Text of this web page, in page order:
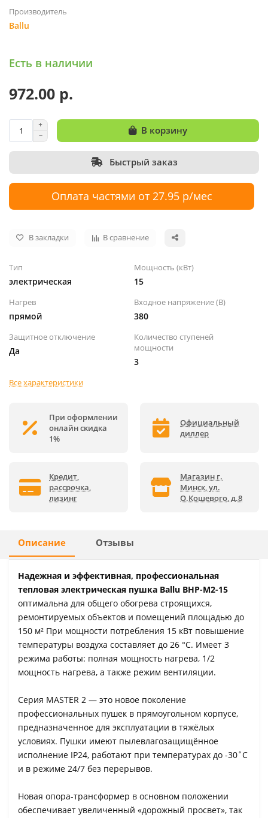
Производитель
Ballu
Есть в наличии
972.00 р.
В корзину
Быстрый заказ
Оплата частями от 27.95 р/мес
В закладки В сравнение
Тип
электрическая
Мощность (кВт)
15
Нагрев
прямой
Входное напряжение (В)
380
Защитное отключение
Да
Количество ступеней
мощности
3
Все характеристики
При оформлении
онлайн скидка
1%
Официальный
диллер
Кредит,
рассрочка,
лизинг
Магазин г.
Минск, ул.
О.Кошевого, д.8
Описание Отзывы
Надежная и эффективная, профессиональная
тепловая электрическая пушка Ballu BHP-M2-15
оптимальна для общего обогрева строящихся,
ремонтируемых объектов и помещений площадью до
150 м² При мощности потребления 15 кВт повышение
температуры воздуха составляет до 26 °C. Имеет 3
режима работы: полная мощность нагрева, 1/2
мощность нагрева, а также режим вентиляции.
Серия MASTER 2 — это новое поколение
профессиональных пушек в прямоугольном корпусе,
предназначенное для эксплуатации в тяжёлых
условиях. Пушки имеют пылевлагозащищённое
исполнение IP24, работают при температурах до -30˚С
и в режиме 24/7 без перерывов.
Новая опора-трансформер в основном положении
обеспечивает увеличенный «дорожный просвет», так